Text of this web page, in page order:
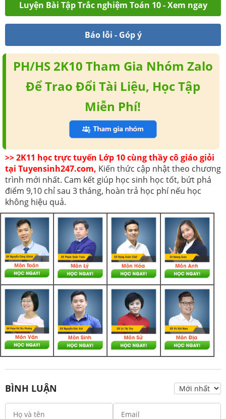
Luyện Bài Tập Trắc nghiệm Toán 10 - Xem ngay
Báo lỗi - Góp ý
PH/HS 2K10 Tham Gia Nhóm Zalo
Để Trao Đổi Tài Liệu, Học Tập
Miễn Phí!
>> 2K11 học trực tuyến Lớp 10 cùng thầy cô giáo giỏi
tại Tuyensinh247.com, Kiến thức cập nhật theo chương
trình mới nhất. Cam kết giúp học sinh học tốt, bứt phá
điểm 9,10 chỉ sau 3 tháng, hoàn trả học phí nếu học
không hiệu quả.
BÌNH LUẬN